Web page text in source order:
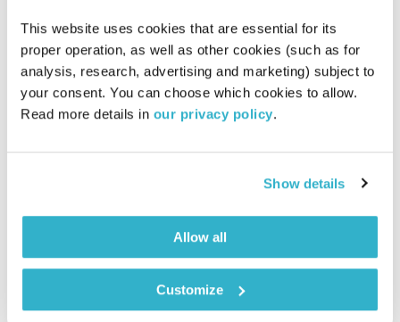
This website uses cookies that are essential for its
proper operation, as well as other cookies (such as for
analysis, research, advertising and marketing) subject to
your consent. You can choose which cookies to allow.
Read more details in our privacy policy.
Show details
Allow all
Customize
נפרדים מספי ריבלין
תכניות וקטעים נבחרים
שדרנים מתחלפים
ליאת רגב ושמואל שאול מארחים באולפן את דליק ווליניץ, לשיחת